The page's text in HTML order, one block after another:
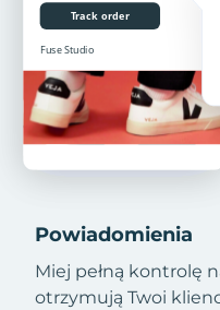
Powiadomienia
Miej pełną kontrolę
otrzymują Twoi